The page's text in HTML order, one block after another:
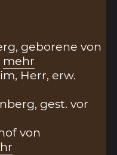
geborene von
mehr
Herr, erw.
gest. vor
von